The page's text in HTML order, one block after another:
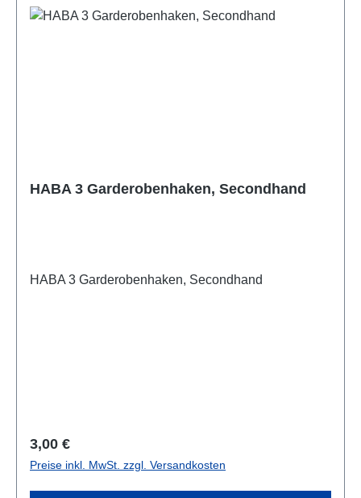
HABA 3 Garderobenhaken, Secondhand
HABA 3 Garderobenhaken, Secondhand
Regulärer Preis:
3,00 €
Preise inkl. MwSt. zzgl. Versandkosten